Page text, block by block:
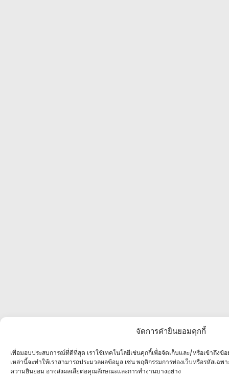
จัดการคำยินยอมคุกกี้
เพื่อมอบประสบการณ์ที่ดีที่สุด เราใช้เทคโนโลยีเช่นคุกกี้เพื่อจัดเก็บและ/หรือเข้าถึง
เหล่านี้จะทำให้เราสามารถประมวลผลข้อมูล เช่น พฤติกรรมการท่องเว็บหรือรหัสเฉ
ความยินยอม อาจส่งผลเสียต่อคุณลักษณะและการทำงานบางอย่าง